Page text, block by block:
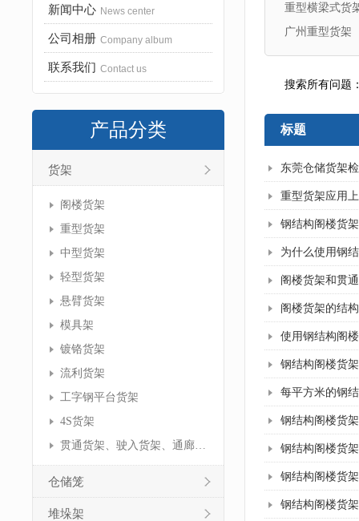
新闻中心 News center
公司相册 Company album
联系我们 Contact us
产品分类
货架
阁楼货架
重型货架
中型货架
轻型货架
悬臂货架
模具架
镀铬货架
流利货架
工字钢平台货架
4S货架
贯通货架、驶入货架、通廊货架
仓储笼
堆垛架
重型横梁式货
广州重型货架
搜索所有问题
标题
东莞仓储货架
重型货架应用
钢结构阁楼货
为什么使用钢
阁楼货架和贯
阁楼货架的结
使用钢结构阁
钢结构阁楼货
每平方米的钢
钢结构阁楼货
钢结构阁楼货
钢结构阁楼货
钢结构阁楼货